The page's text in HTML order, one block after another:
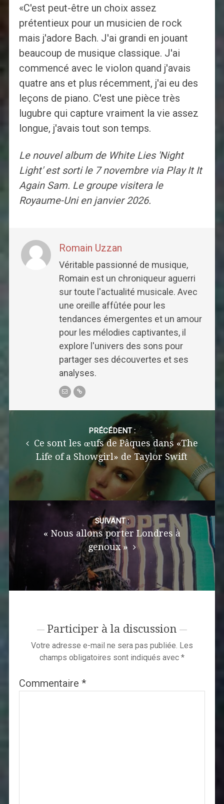
«C'est peut-être un choix assez
prétentieux pour un musicien de rock
mais j'adore Bach. J'ai grandi en jouant
beaucoup de musique classique. J'ai
commencé avec le violon quand j'avais
quatre ans et plus récemment, j'ai eu des
leçons de piano. C'est une pièce très
lugubre qui capture vraiment la vie assez
longue, j'avais tout son temps.
Le nouvel album de White Lies 'Night
Light' est sorti le 7 novembre via Play It It
Again Sam. Le groupe visitera le
Royaume-Uni en janvier 2026.
Romain Uzzan
Véritable passionné de musique,
Romain est un chroniqueur aguerri
sur toute l'actualité musicale. Avec
une oreille affûtée pour les
tendances émergentes et un amour
pour les mélodies captivantes, il
explore l'univers des sons pour
partager ses découvertes et ses
analyses.
PRÉCÉDENT :
Ce sont les œufs de Pâques dans «The
Life of a Showgirl» de Taylor Swift
SUIVANT :
« Nous allons porter Londres à
genoux »
Participer à la discussion
Votre adresse e-mail ne sera pas publiée. Les
champs obligatoires sont indiqués avec *
Commentaire *